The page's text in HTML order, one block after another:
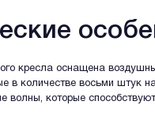
кресла оснащена
в количестве восьми штук
волны, которые